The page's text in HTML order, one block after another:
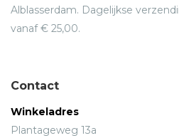
Alblasserdam. Dagelijkse
vanaf € 25,00.
Contact
Winkeladres
Plantageweg 13a